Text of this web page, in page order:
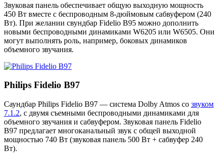
Звуковая панель обеспечивает общую выходную мощность
450 Вт вместе с беспроводным 8-дюймовым сабвуфером (240
Вт). При желании свундбар Fidelio B95 можно дополнить
новыми беспроводными динамиками W6205 или W6505. Они
могут выполнять роль, например, боковых динамиков
объемного звучания.
Philips Fidelio B97
Саундбар Philips Fidelio B97 — система Dolby Atmos со звуком
7.1.2, с двумя съемными беспроводными динамиками для
объемного звучания и сабвуфером. Звуковая панель Fidelio
B97 предлагает многоканальный звук с общей выходной
мощностью 740 Вт (звуковая панель 500 Вт + сабвуфер 240
Вт).